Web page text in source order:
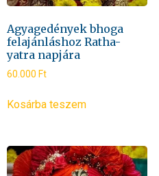
Agyagedények bhoga
felajánláshoz Ratha-
yatra napjára
60.000 Ft
Kosárba teszem